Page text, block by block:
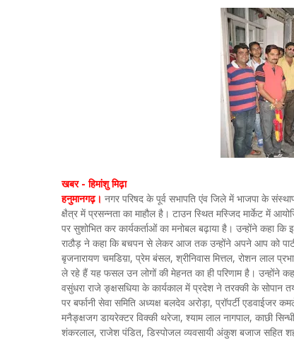
खबर - हिमांशु मिढ़ा
हनुमानगढ़। नगर परिषद के पूर्व सभापति एंव जिले में भाजपा के
क्षैत्र में प्रसन्नता का माहौल है। टाउन स्थित मस्जिद मार्केट में
पर सुशोभित कर कार्यकर्ताओं का मनोबल बढ़ाया है। उन्होंने कहा कि
राठौड़ ने कहा कि बचपन से लेकर आज तक उन्होंने अपने आप को
बृजनारायण चमडिय़ा, प्रेम बंसल, श्रीनिवास मित्तल, रोशन लाल
ले रहे हैं यह फसल उन लोगों की मेहनत का ही परिणाम है। उन्होंने कहा
वसुंधरा राजे ङ्क्षसधिया के कार्यकाल में प्रदेश ने तरक्की के
पर बर्फानी सेवा समिति अध्यक्ष बलदेव अरोड़ा, प्रॉपर्टी एडवाईजर
मनैङ्क्षजग डायरेक्टर विक्की थरेजा, श्याम लाल नागपाल, काछी
शंकरलाल, राजेश पंडित, डिस्पोजल व्यवसायी अंकुश बजाज सहित